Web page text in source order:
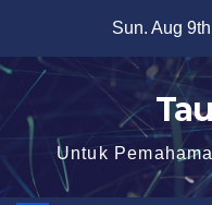
content
Sun. Aug
Untuk